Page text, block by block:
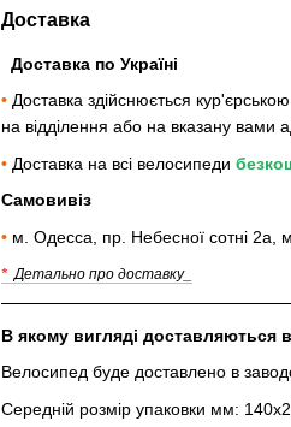
Доставка
Доставка по Україні
• Доставка здійснюється
на відділення або на вказану вами
• Доставка на всі велосипеди
Самовивіз
• м. Одесса, пр. Небесної сотні 2а,
* Детально про доставку_
В якому вигляді доставляються
Велосипед буде доставлено в
Середній розмір упаковки мм: